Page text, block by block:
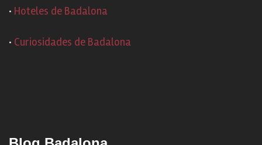
· Hoteles de Badalona
· Curiosidades de Badalona